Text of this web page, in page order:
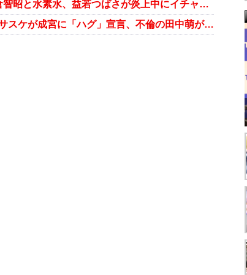
高畑淳子一家が新居に引越し、小倉智昭と水素水、益若つばさが炎上中にイチャイチャ…週末芸能ニュース雑話
成宮寛貴“告発者A氏”の正体、G・サスケが成宮に「ハグ」宣言、不倫の田中萌がしれっと登場……週末芸能ニュース雑話